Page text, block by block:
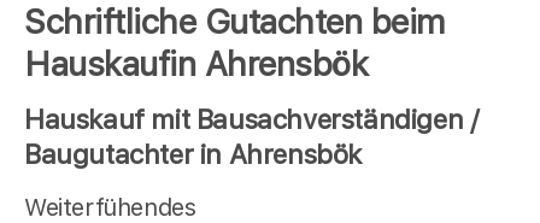
Schriftliche Gutachten beim
Hauskaufin Ahrensbök
Hauskauf mit Bausachverständigen /
Baugutachter in Ahrensbök
Weiterfühendes